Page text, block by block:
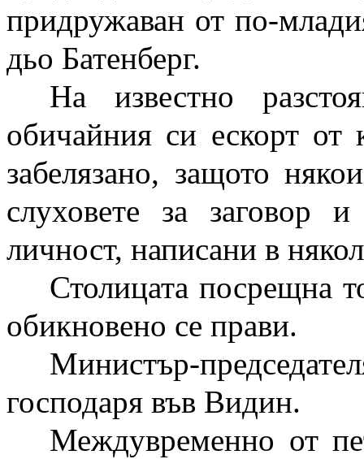
придружаван от по-
дьо Батенберг.
На известно
обичайния си ескорт от
забелязано, защото
слуховете за заговор
личност, написани в
Столицата посрещна
обикновено се прави.
Министър-
господаря във Видин.
Междувременно от